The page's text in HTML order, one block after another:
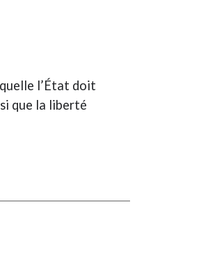
l’État doit
que la liberté